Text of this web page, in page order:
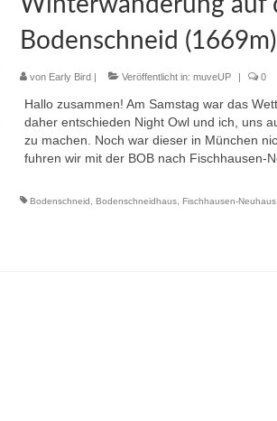
Bodenschneid (1669m)
von Early Bird| Veröffentlicht in: muveUP | 0
Hallo zusammen! Am Samstag war das
daher entschieden Night Owl und ich, uns
zu machen. Noch war dieser in München
fuhren wir mit der BOB nach Fischhausen-
Bodenschneid Bodenschneidhaus, Fischhausen-Neuhaus,